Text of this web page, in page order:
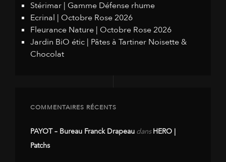
Stérimar | Gamme Défense rhume
Ecrinal | Octobre Rose 2026
Fleurance Nature | Octobre Rose 2026
Jardin BiO étic | Pâtes à Tartiner Noisette &
Chocolat
COMMENTAIRES RÉCENTS
PAYOT – Bureau Franck Drapeau dansHERO |
Patchs